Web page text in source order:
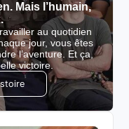
Mais l’humain,
au quotidien
jour, vous êtes
l’aventure. Et ça,
victoire.